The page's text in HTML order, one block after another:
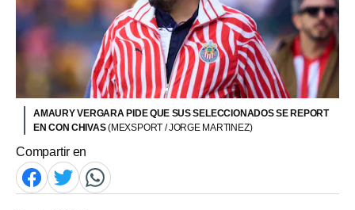
AMAURY VERGARA PIDE QUE SUS SELECCIONADOS SE REPORT
EN CON CHIVAS(MEXSPORT / JORGE MARTINEZ)
Compartir en